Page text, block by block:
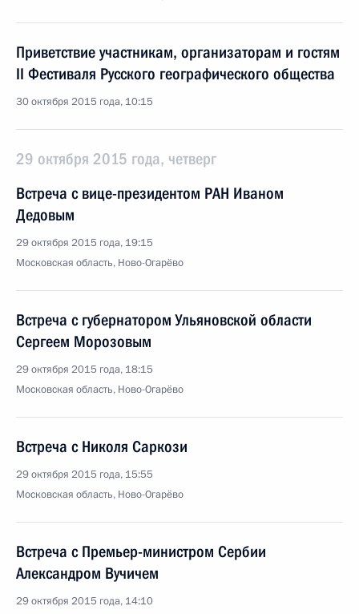
Приветствие участникам, организаторам и гостям
II Фестиваля Русского географического общества
30 октября 2015 года, 10:15
29 октября 2015 года, четверг
Встреча с вице-президентом РАН Иваном
Дедовым
29 октября 2015 года, 19:15
Московская область, Ново-Огарёво
Встреча с губернатором Ульяновской области
Сергеем Морозовым
29 октября 2015 года, 18:15
Московская область, Ново-Огарёво
Встреча с Николя Саркози
29 октября 2015 года, 15:55
Московская область, Ново-Огарёво
Встреча с Премьер-министром Сербии
Александром Вучичем
29 октября 2015 года, 14:10